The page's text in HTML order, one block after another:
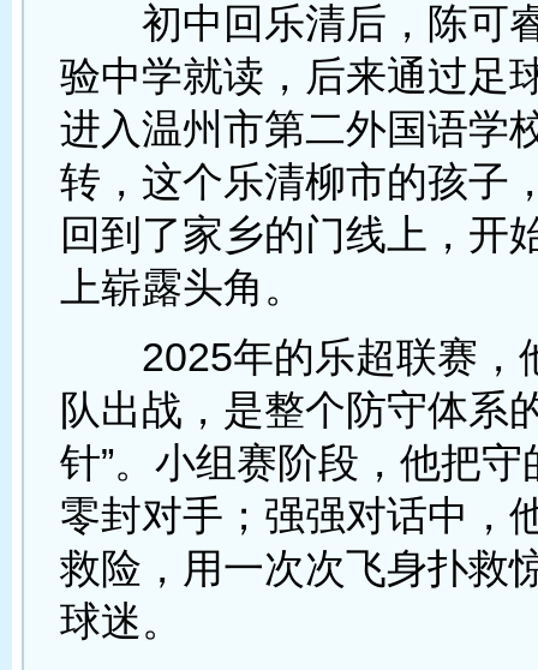
初中回乐清后，陈可
验中学就读，后来通过足
进入温州市第二外国语学
转，这个乐清柳市的孩子
回到了家乡的门线上，开
上崭露头角。
2025年的乐超联赛，
队出战，是整个防守体系
针”。小组赛阶段，他把守
零封对手；强强对话中，
救险，用一次次飞身扑救
球迷。